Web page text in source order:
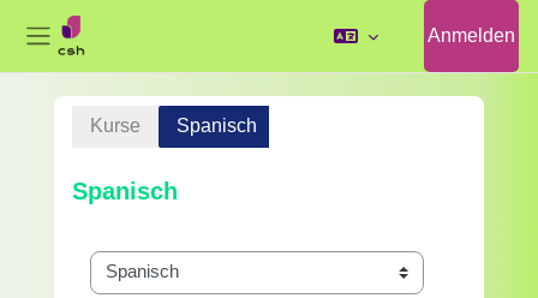
Website-Übersicht
Anmelden
Kurse Spanisch
Spanisch
Kursbereiche